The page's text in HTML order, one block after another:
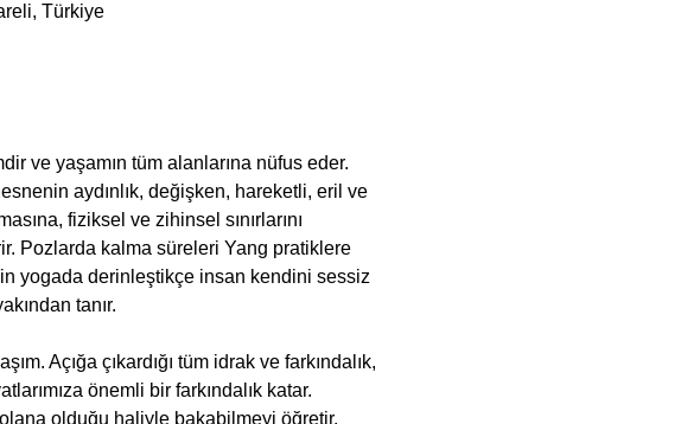
Türkiye
ve yaşamın tüm alanlarına nüfus eder.
aydınlık, değişken, hareketli, eril ve
fiziksel ve zihinsel sınırlarını
Pozlarda kalma süreleri Yang pratiklere
yogada derinleştikçe insan kendini sessiz
tanır.
Açığa çıkardığı tüm idrak ve farkındalık,
önemli bir farkındalık katar.
olduğu haliyle bakabilmeyi öğretir.